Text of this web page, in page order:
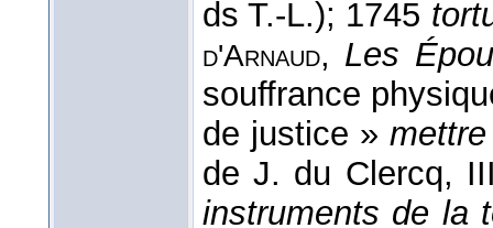
ds T.-L.); 1745
d'Arnaud, Les
souffrance
de justice »
de J. du Clercq,
instruments de la